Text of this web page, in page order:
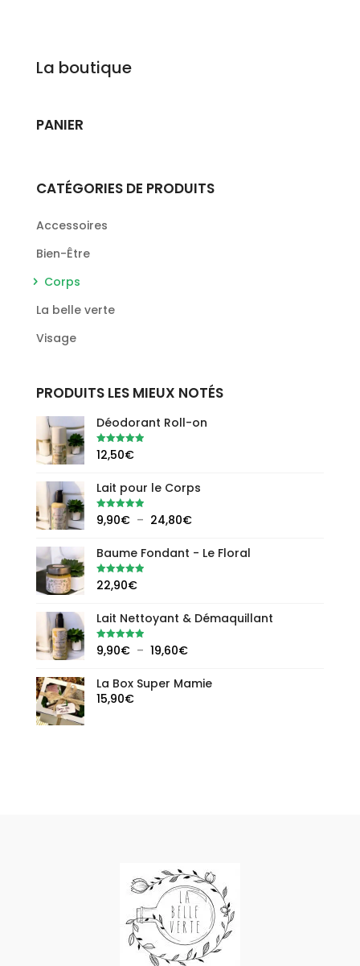
La boutique
PANIER
CATÉGORIES DE PRODUITS
Accessoires
Bien-Être
Corps
La belle verte
Visage
PRODUITS LES MIEUX NOTÉS
Déodorant Roll-on
Note5.00
sur 5
12,50€
Lait pour le Corps
Note5.00
sur 5
9,90€ – 24,80€Plage
prix :
24,80€
Baume Fondant - Le Floral
Note5.00
sur 5
22,90€
Lait Nettoyant & Démaquillant
Note5.00
sur 5
9,90€ – 19,60€Plage
prix :
La Box Super Mamie
15,90€